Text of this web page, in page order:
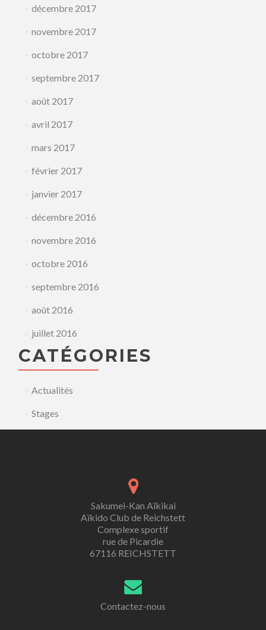
décembre 2017
novembre 2017
octobre 2017
septembre 2017
août 2017
avril 2017
mars 2017
février 2017
janvier 2017
décembre 2016
novembre 2016
octobre 2016
septembre 2016
août 2016
juillet 2016
CATÉGORIES
Actualités
Stages
Sakumei-Kan Aïkikai
Aïkido Club de Reichstett
Complexe sportif
rue de Picardie
67116 REICHSTETT
Contactez-nous